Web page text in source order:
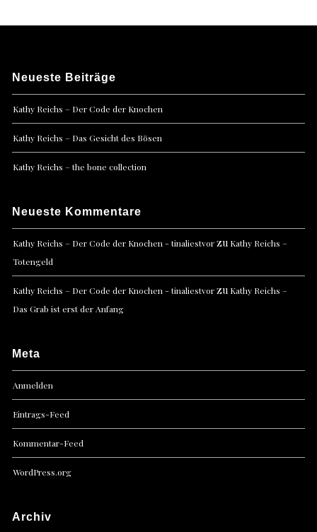
Neueste Beiträge
Kathy Reichs – Der Code der Knochen
Kathy Reichs – Das Gesicht des Bösen
Kathy Reichs – the bone collection
Neueste Kommentare
Kathy Reichs – Der Code der Knochen - tinaliestvorzu Kathy Reichs –
Totengeld
Kathy Reichs – Der Code der Knochen - tinaliestvorzu Kathy Reichs –
Das Grab ist erst der Anfang
Meta
Anmelden
Eintrags-Feed
Kommentar-Feed
WordPress.org
Archiv